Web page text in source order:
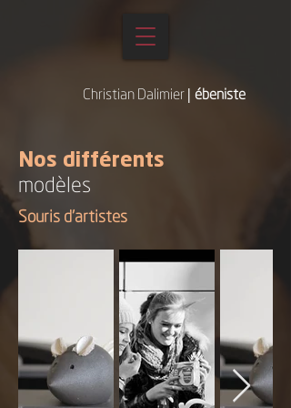
Christian Dalimier | ébeniste
Nos différents
modèles
Souris d’artistes